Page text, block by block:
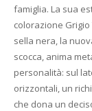
famiglia. La sua
colorazione
sella nera, la
scocca, anima
personalità: sul
orizzontali, un
che dona un